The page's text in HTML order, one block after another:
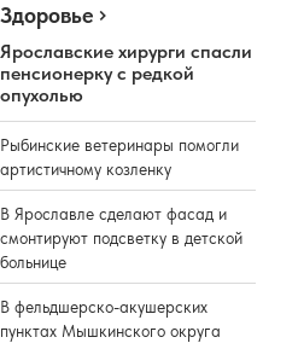
Здоровье
Ярославские хирурги спасли
пенсионерку с редкой
опухолью
Рыбинские ветеринары помогли
артистичному козленку
В Ярославле сделают фасад и
смонтируют подсветку в детской
больнице
В фельдшерско-акушерских
пунктах Мышкинского округа